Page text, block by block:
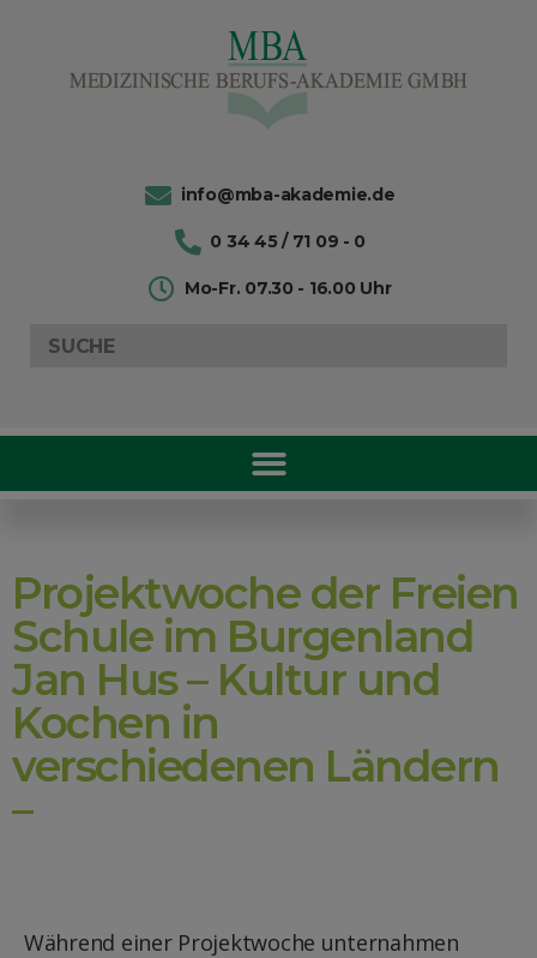
info@mba-akademie.de
0 34 45 / 71 09 - 0
Mo-Fr. 07.30 - 16.00 Uhr
Search
for:
Projektwoche der Freien
Schule im Burgenland
Jan Hus – Kultur und
Kochen in
verschiedenen Ländern
–
Während einer Projektwoche unternahmen